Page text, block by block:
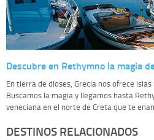
Descubre en Rethymno la magia
En tierra de dioses, Grecia nos ofrece
Buscamos la magia y llegamos hasta
veneciana en el norte de Creta que te
DESTINOS RELACIONADOS